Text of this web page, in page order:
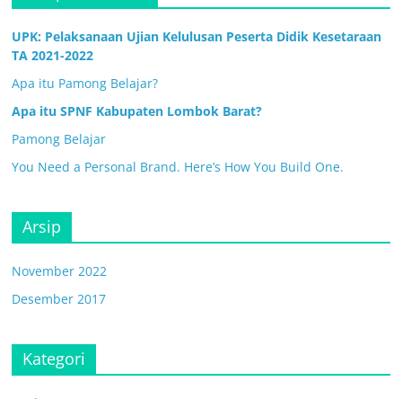
UPK: Pelaksanaan Ujian Kelulusan Peserta Didik Kesetaraan
TA 2021-2022
Apa itu Pamong Belajar?
Apa itu SPNF Kabupaten Lombok Barat?
Pamong Belajar
You Need a Personal Brand. Here’s How You Build One.
Arsip
November 2022
Desember 2017
Kategori